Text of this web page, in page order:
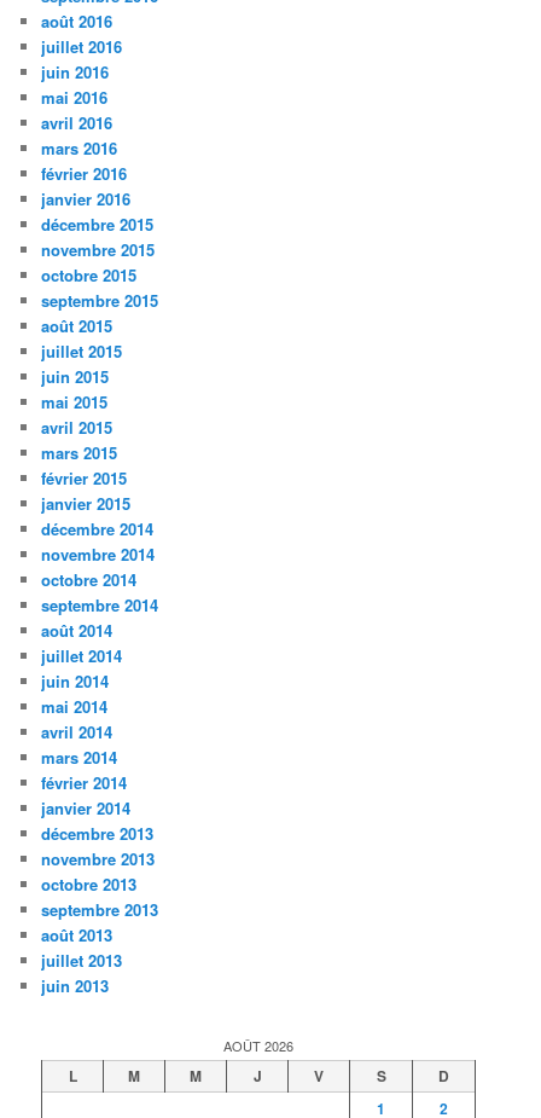
août 2016
juillet 2016
juin 2016
mai 2016
avril 2016
mars 2016
février 2016
janvier 2016
décembre 2015
novembre 2015
octobre 2015
septembre 2015
août 2015
juillet 2015
juin 2015
mai 2015
avril 2015
mars 2015
février 2015
janvier 2015
décembre 2014
novembre 2014
octobre 2014
septembre 2014
août 2014
juillet 2014
juin 2014
mai 2014
avril 2014
mars 2014
février 2014
janvier 2014
décembre 2013
novembre 2013
octobre 2013
septembre 2013
août 2013
juillet 2013
juin 2013
AOÛT 2026
L M M J V S
D
1
2